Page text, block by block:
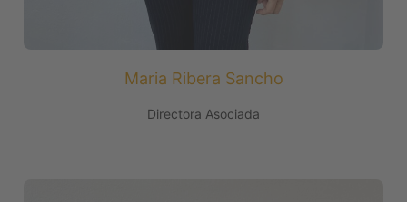
Maria Ribera Sancho
Directora Asociada